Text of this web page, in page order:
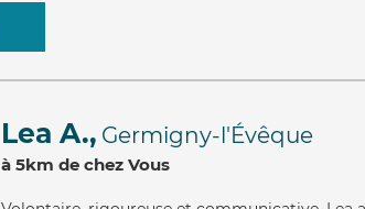
Lea A., Germigny-l'Évêque
à 5km de chez Vous